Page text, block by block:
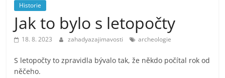
Historie
Jak to bylo s letopočty
18. 8. 2023 zahadyazajimavosti archeologie
S letopočty to zpravidla bývalo tak, že někdo počítal rok od
něčeho.